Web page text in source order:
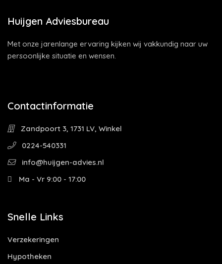
Huijgen Adviesbureau
Met onze jarenlange ervaring kijken wij vakkundig naar uw
persoonlijke situatie en wensen.
Contactinformatie
Zandpoort 3, 1731 LV, Winkel
0224-540331
info@huijgen-advies.nl
Ma - Vr 9:00 - 17:00
Snelle Links
Verzekeringen
Hypotheken